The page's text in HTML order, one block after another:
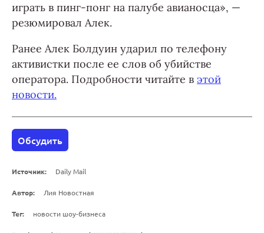
играть в пинг-понг на палубе авианосца», —
резюмировал Алек.
Ранее Алек Болдуин ударил по телефону
активистки после ее слов об убийстве
оператора. Подробности читайте в этой
новости.
Обсудить
Источник: Daily Mail
Автор: Лия Новостная
Тег: новости шоу-бизнеса